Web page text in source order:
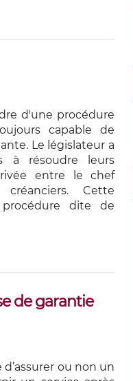
d'une procédure
capable de
Le législateur a
à résoudre leurs
entre le chef
Cette
dite de
de garantie
ou non un